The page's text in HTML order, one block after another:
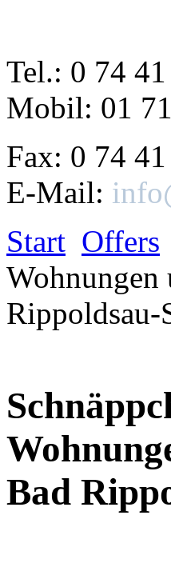
Tel.: 0 74
Mobil: 01
Fax: 0 74
E-Mail:
Start Offers
Wohnungen
Rippoldsau-
Bad